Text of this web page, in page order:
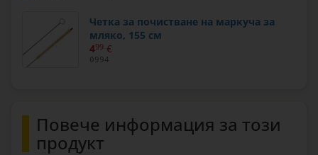
Четка за почистване на маркуча за
мляко, 155 см
499 €
0994
Повече информация за този
продукт